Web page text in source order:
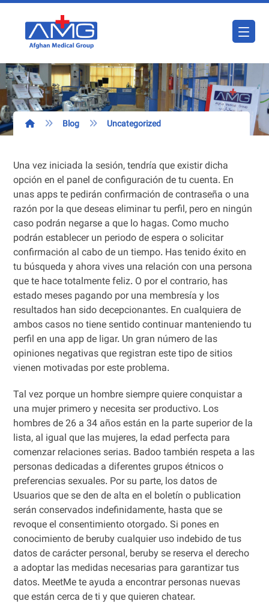
Blog Uncategorized
Una vez iniciada la sesión, tendría que existir dicha
opción en el panel de configuración de tu cuenta. En
unas apps te pedirán confirmación de contraseña o una
razón por la que deseas eliminar tu perfil, pero en ningún
caso podrán negarse a que lo hagas. Como mucho
podrán establecer un periodo de espera o solicitar
confirmación al cabo de un tiempo. Has tenido éxito en
tu búsqueda y ahora vives una relación con una persona
que te hace totalmente feliz. O por el contrario, has
estado meses pagando por una membresía y los
resultados han sido decepcionantes. En cualquiera de
ambos casos no tiene sentido continuar manteniendo tu
perfil en una app de ligar. Un gran número de las
opiniones negativas que registran este tipo de sitios
vienen motivadas por este problema.
Tal vez porque un hombre siempre quiere conquistar a
una mujer primero y necesita ser productivo. Los
hombres de 26 a 34 años están en la parte superior de la
lista, al igual que las mujeres, la edad perfecta para
comenzar relaciones serias. Badoo también respeta a las
personas dedicadas a diferentes grupos étnicos o
preferencias sexuales. Por su parte, los datos de
Usuarios que se den de alta en el boletín o publication
serán conservados indefinidamente, hasta que se
revoque el consentimiento otorgado. Si pones en
conocimiento de beruby cualquier uso indebido de tus
datos de carácter personal, beruby se reserva el derecho
a adoptar las medidas necesarias para garantizar tus
datos. MeetMe te ayuda a encontrar personas nuevas
que están cerca de ti y que quieren chatear.